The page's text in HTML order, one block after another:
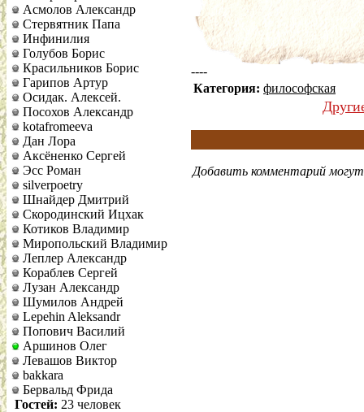
Асмолов Александр
Стервятник Папа
Инфинилия
Голубов Борис
Красильников Борис
Гарипов Артур
Осидак. Алексей.
Посохов Александр
kotafromeeva
Дан Лора
Аксёненко Сергей
Эсс Роман
silverpoetry
Шнайдер Дмитрий
Скородинский Ицхак
Котиков Владимир
Миропольский Владимир
Леплер Александр
Кораблев Сергей
Лузан Александр
Шумилов Андрей
Lepehin Aleksandr
Попович Василий
Аршинов Олег
Левашов Виктор
bakkara
Бервальд Фрида
Гостей: 23 человек
----
Категория: философская
Добавить комментарий